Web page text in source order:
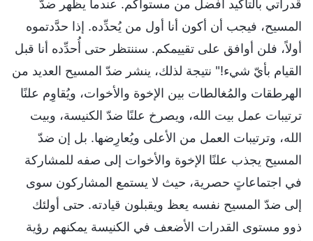
قدراتي بالتأكيد أفضل من مستواكم. عندما يظهر ضدّ
المسيح، فيجب أن أكون أنا أول من يُحدِّده. إذا حدَّدتموه
أولاً، فلن أوافق على تقييمكم. سننتظر حتى أُحدِّده أنا قبل
القيام بأيّ شيء!" نتيجة لذلك، ينشر ضدّ المسيح العديد من
الهرطقات والمُغالطات بين الإخوة والأخوات، ويُقاوِم علنًا
ترتيبات عمل بيت الله، ويصرخ علنًا ضدّ الكنيسة، وبيت
الله، وترتيبات العمل من الأعلى ويُعارِضها. بل إن ضدّ
المسيح يجذب علنًا الإخوة والأخوات إلى صفه للمشاركة
في اجتماعاتٍ حصرية، حيث لا يستمع المشاركون سوى
إلى ضدّ المسيح نفسه يعظ ويقبلون قيادته. حتى أولئك
ذوو مستوى القدرات الأضعف في الكنيسة يمكنهم رؤية